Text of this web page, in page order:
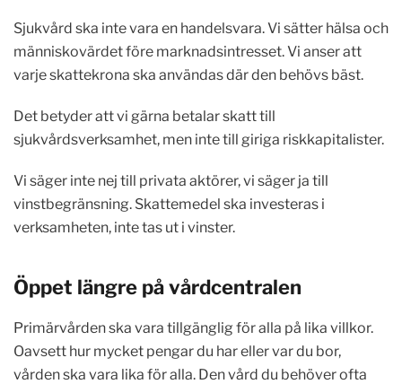
Sjukvård ska inte vara en handelsvara. Vi sätter hälsa och
människovärdet före marknadsintresset. Vi anser att
varje skattekrona ska användas där den behövs bäst.
Det betyder att vi gärna betalar skatt till
sjukvårdsverksamhet, men inte till giriga riskkapitalister.
Vi säger inte nej till privata aktörer, vi säger ja till
vinstbegränsning. Skattemedel ska investeras i
verksamheten, inte tas ut i vinster.
Öppet längre på vårdcentralen
Primärvården ska vara tillgänglig för alla på lika villkor.
Oavsett hur mycket pengar du har eller var du bor,
vården ska vara lika för alla. Den vård du behöver ofta